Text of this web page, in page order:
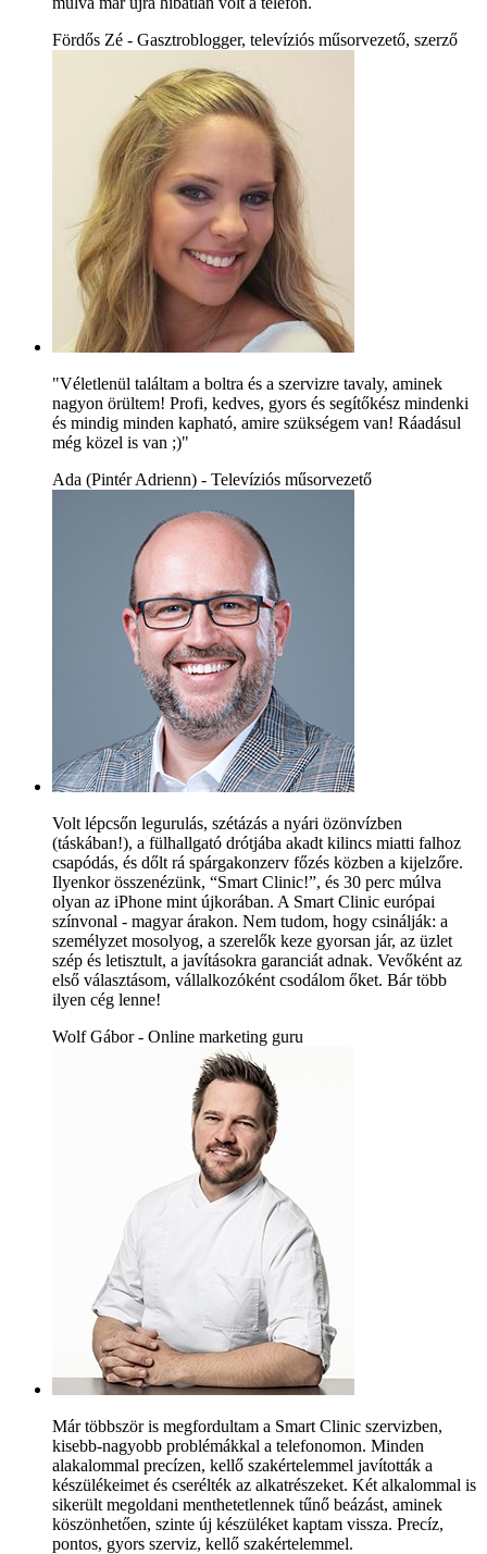
Fördős Zé - Gasztroblogger, televíziós műsorvezető, szerző
"Véletlenül találtam a boltra és a szervizre tavaly, aminek
nagyon örültem! Profi, kedves, gyors és segítőkész mindenki
és mindig minden kapható, amire szükségem van! Ráadásul
még közel is van ;)"
Ada (Pintér Adrienn) - Televíziós műsorvezető
Volt lépcsőn legurulás, szétázás a nyári özönvízben
(táskában!), a fülhallgató drótjába akadt kilincs miatti falhoz
csapódás, és dőlt rá spárgakonzerv főzés közben a kijelzőre.
Ilyenkor összenézünk, “Smart Clinic!”, és 30 perc múlva
olyan az iPhone mint újkorában. A Smart Clinic európai
színvonal - magyar árakon. Nem tudom, hogy csinálják: a
személyzet mosolyog, a szerelők keze gyorsan jár, az üzlet
szép és letisztult, a javításokra garanciát adnak. Vevőként az
első választásom, vállalkozóként csodálom őket. Bár több
ilyen cég lenne!
Wolf Gábor - Online marketing guru
Már többször is megfordultam a Smart Clinic szervizben,
kisebb-nagyobb problémákkal a telefonomon. Minden
alakalommal precízen, kellő szakértelemmel javították a
készülékeimet és cserélték az alkatrészeket. Két alkalommal is
sikerült megoldani menthetetlennek tűnő beázást, aminek
köszönhetően, szinte új készüléket kaptam vissza. Precíz,
pontos, gyors szerviz, kellő szakértelemmel.